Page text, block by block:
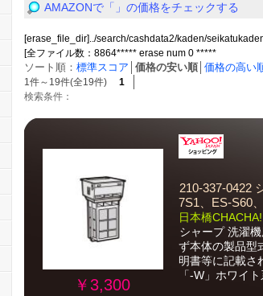
AMAZONで「」の価格をチェックする
[erase_file_dir]../search/cashdata2/kaden/
[全ファイル数：8864***** erase num 0 *****
ソート順： 標準スコア 価格の安い順 価格の高い
1件～19件(全19件)
1
検索条件：
￥3,300
210-337-0422
7S1、ES-S60
日本橋
シャープ 洗濯
ず本体の製品型
明書等に記載さ
「-W」ホワイト